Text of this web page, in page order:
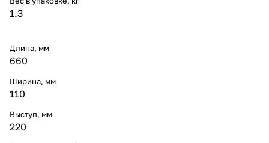
1.3
Длина, мм
660
Ширина, мм
110
Выступ, мм
220